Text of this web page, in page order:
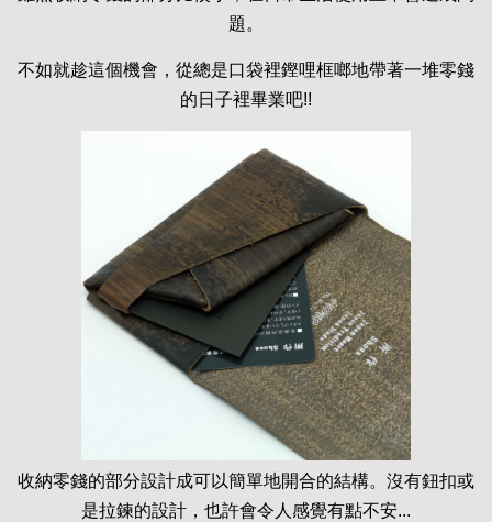
題。
不如就趁這個機會，從總是口袋裡鏗哩框啷地帶著一堆零錢
的日子裡畢業吧!!
收納零錢的部分設計成可以簡單地開合的結構。沒有鈕扣或
是拉鍊的設計，也許會令人感覺有點不安...